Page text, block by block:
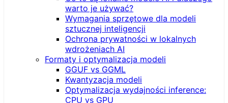
warto je używać?
Wymagania sprzętowe dla modeli
sztucznej inteligencji
Ochrona prywatności w lokalnych
wdrożeniach AI
Formaty i optymalizacja modeli
GGUF vs GGML
Kwantyzacja modeli
Optymalizacja wydajności inference:
CPU vs GPU